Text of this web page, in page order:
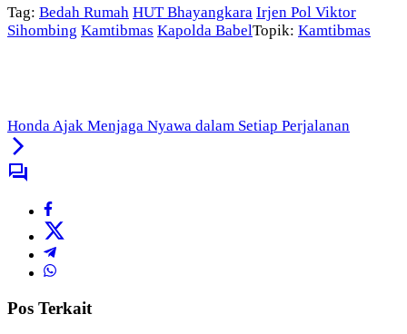
Tag: Bedah Rumah HUT Bhayangkara Irjen Pol Viktor
Sihombing Kamtibmas Kapolda BabelTopik: Kamtibmas
Honda Ajak Menjaga Nyawa dalam Setiap Perjalanan
Pos Terkait